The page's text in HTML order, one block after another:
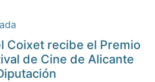
Coixet recibe el Premio
de Cine de Alicante